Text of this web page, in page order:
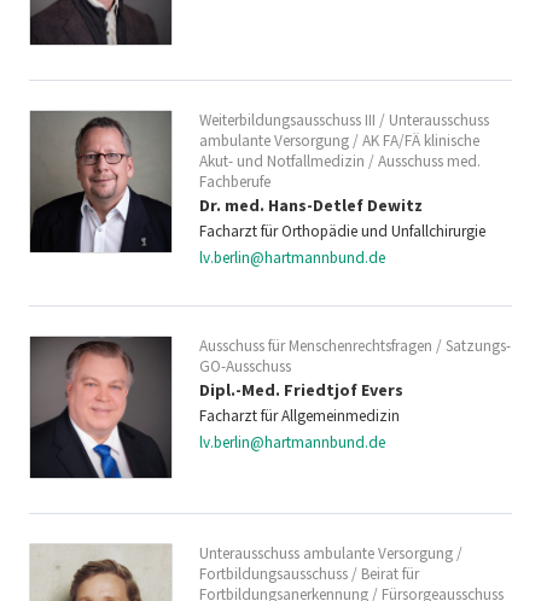
Weiterbildungsausschuss III / Unterausschuss
ambulante Versorgung / AK FA/FÄ klinische
Akut- und Notfallmedizin / Ausschuss med.
Fachberufe
Dr. med. Hans-Detlef Dewitz
Facharzt für Orthopädie und Unfallchirurgie
lv.berlin@hartmannbund.de
Ausschuss für Menschenrechtsfragen / Satzungs-
GO-Ausschuss
Dipl.-Med. Friedtjof Evers
Facharzt für Allgemeinmedizin
lv.berlin@hartmannbund.de
Unterausschuss ambulante Versorgung /
Fortbildungsausschuss / Beirat für
Fortbildungsanerkennung / Fürsorgeausschuss